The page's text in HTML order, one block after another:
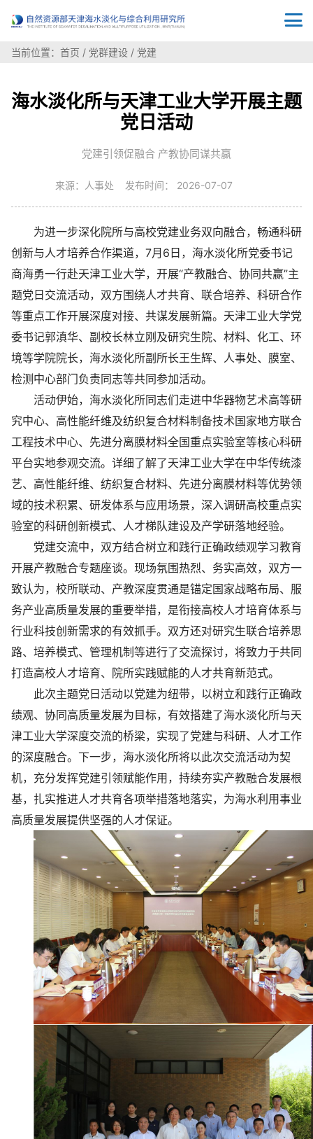
当前位置： 首页 / 党群建设 / 党建
海水淡化所与天津工业大学开展主题
党日活动
党建引领促融合 产教协同谋共赢
来源：人事处 发布时间： 2026-07-07
为进一步深化院所与高校党建业务双向融合，畅通科研
创新与人才培养合作渠道，7月6日，海水淡化所党委书记
商海勇一行赴天津工业大学，开展“产教融合、协同共赢”主
题党日交流活动，双方围绕人才共育、联合培养、科研合作
等重点工作开展深度对接、共谋发展新篇。天津工业大学党
委书记郭滇华、副校长林立刚及研究生院、材料、化工、环
境等学院院长，海水淡化所副所长王生辉、人事处、膜室、
检测中心部门负责同志等共同参加活动。
活动伊始，海水淡化所同志们走进中华器物艺术高等研
究中心、高性能纤维及纺织复合材料制备技术国家地方联合
工程技术中心、先进分离膜材料全国重点实验室等核心科研
平台实地参观交流。详细了解了天津工业大学在中华传统漆
艺、高性能纤维、纺织复合材料、先进分离膜材料等优势领
域的技术积累、研发体系与应用场景，深入调研高校重点实
验室的科研创新模式、人才梯队建设及产学研落地经验。
党建交流中，双方结合树立和践行正确政绩观学习教育
开展产教融合专题座谈。现场氛围热烈、务实高效，双方一
致认为，校所联动、产教深度贯通是锚定国家战略布局、服
务产业高质量发展的重要举措，是衔接高校人才培育体系与
行业科技创新需求的有效抓手。双方还对研究生联合培养思
路、培养模式、管理机制等进行了交流探讨，将致力于共同
打造高校人才培育、院所实践赋能的人才共育新范式。
此次主题党日活动以党建为纽带，以树立和践行正确政
绩观、协同高质量发展为目标，有效搭建了海水淡化所与天
津工业大学深度交流的桥梁，实现了党建与科研、人才工作
的深度融合。下一步，海水淡化所将以此次交流活动为契
机，充分发挥党建引领赋能作用，持续夯实产教融合发展根
基，扎实推进人才共育各项举措落地落实，为海水利用事业
高质量发展提供坚强的人才保证。